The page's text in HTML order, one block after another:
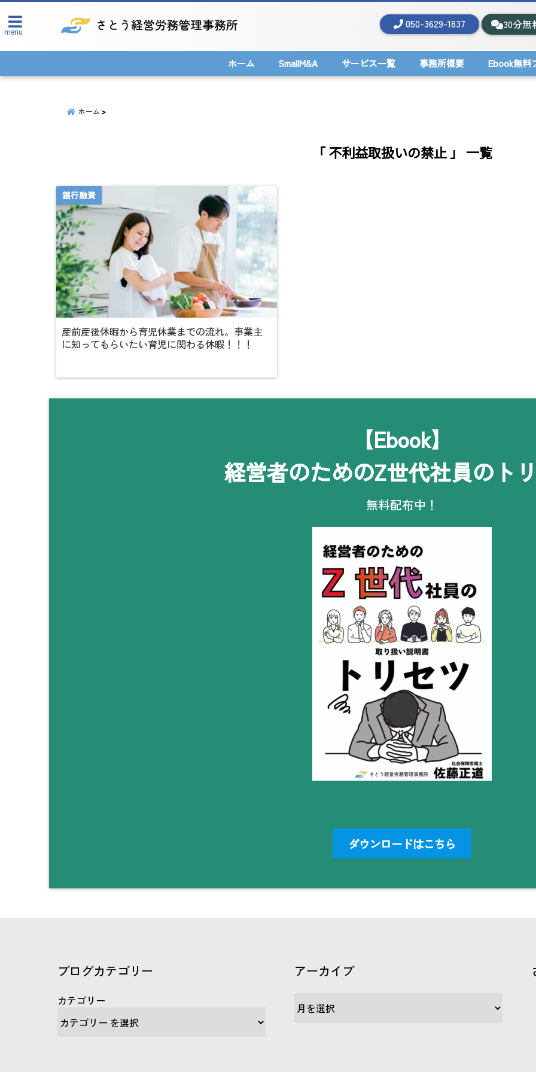
menu
30分無
050-3629-1837
ホーム SmallM&A サービス一覧 事務所概要 Ebook無料
ホーム
「 不利益取扱いの禁止 」 一覧
銀行融資
産前産後休暇から育児休業までの流れ。事業主
に知ってもらいたい育児に関わる休暇！！！
【Ebook】
経営者のためのZ世代社員のト
無料配布中！
ダウンロードはこちら
ブログカテゴリー
カテゴリー
アーカイブ
ー